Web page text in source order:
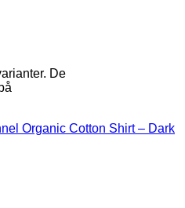
De
Organic Cotton Shirt – Dark